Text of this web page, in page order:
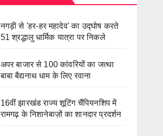
नगड़ी से 'हर-हर महादेव' का उद्घोष करते
51 श्रद्धालु धार्मिक यात्रा पर निकले
अपर बाजार से 100 कांवरियों का जत्था
बाबा बैद्यनाथ धाम के लिए रवाना
16वीं झारखंड राज्य शूटिंग चैंपियनशिप में
रामगढ़ के निशानेबाज़ों का शानदार प्रदर्शन